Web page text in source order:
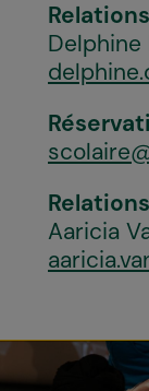
Delphine
Aaricia